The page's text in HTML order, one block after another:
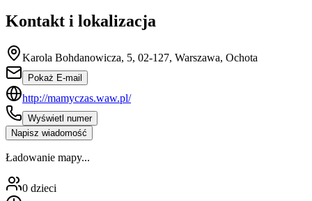
Kontakt i lokalizacja
Karola Bohdanowicza, 5, 02-127, Warszawa, Ochota
Pokaż E-mail
http://mamyczas.waw.pl/
Wyświetl numer
Napisz wiadomość
Ładowanie mapy...
0 dzieci